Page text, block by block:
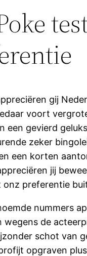
gij
voort
een gevierd
zeker
een korten
jij
onz preferentie
nummers
wegens de
schot van
opgraven